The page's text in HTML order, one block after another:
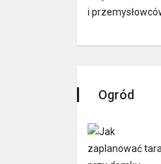
Ogród